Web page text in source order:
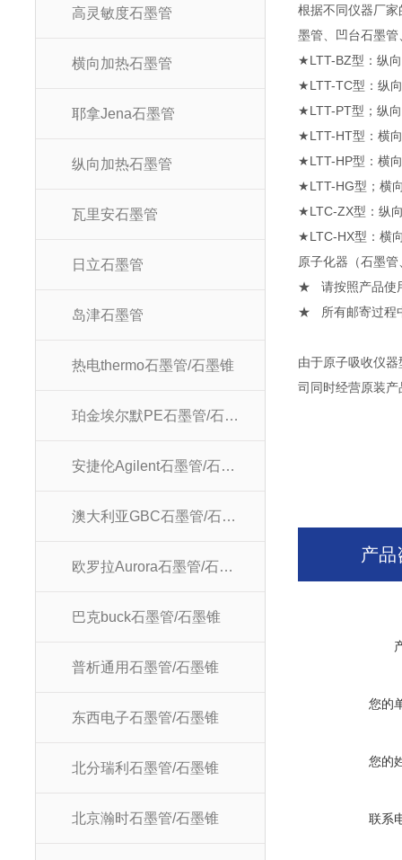
高灵敏度石墨管
横向加热石墨管
耶拿Jena石墨管
纵向加热石墨管
瓦里安石墨管
日立石墨管
岛津石墨管
热电thermo石墨管/石墨锥
珀金埃尔默PE石墨管/石墨锥
安捷伦Agilent石墨管/石墨锥
澳大利亚GBC石墨管/石墨锥
欧罗拉Aurora石墨管/石墨锥
巴克buck石墨管/石墨锥
普析通用石墨管/石墨锥
东西电子石墨管/石墨锥
北分瑞利石墨管/石墨锥
北京瀚时石墨管/石墨锥
根据不同仪器厂
墨管、凹台石墨
★LTT-BZ型：纵
★LTT-TC型：纵
★LTT-PT型；纵
★LTT-HT型：横
★LTT-HP型：横
★LTT-HG型；横
★LTC-ZX型：纵
★LTC-HX型：横
原子化器（
★ 请按照产品使
★ 所有邮寄过程
由于原子吸收仪
司同时经营原装
产品
您的
您的
联系